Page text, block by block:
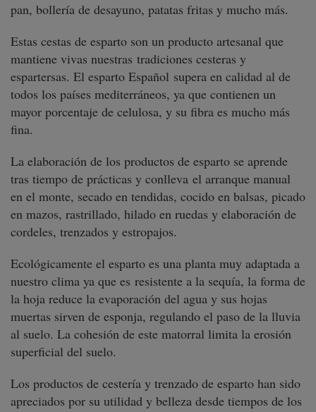
pan, bollería de desayuno, patatas fritas y mucho más.
Estas cestas de esparto son un producto artesanal que
mantiene vivas nuestras tradiciones cesteras y
espartersas. El esparto Español supera en calidad al de
todos los países mediterráneos, ya que contienen un
mayor porcentaje de celulosa, y su fibra es mucho más
fina.
La elaboración de los productos de esparto se aprende
tras tiempo de prácticas y conlleva el arranque manual
en el monte, secado en tendidas, cocido en balsas, picado
en mazos, rastrillado, hilado en ruedas y elaboración de
cordeles, trenzados y estropajos.
Ecológicamente el esparto es una planta muy adaptada a
nuestro clima ya que es resistente a la sequía, la forma de
la hoja reduce la evaporación del agua y sus hojas
muertas sirven de esponja, regulando el paso de la lluvia
al suelo. La cohesión de este matorral limita la erosión
superficial del suelo.
Los productos de cestería y trenzado de esparto han sido
apreciados por su utilidad y belleza desde tiempos de los